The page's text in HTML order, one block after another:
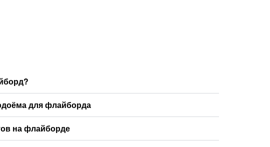
для флайборда
на флайборде